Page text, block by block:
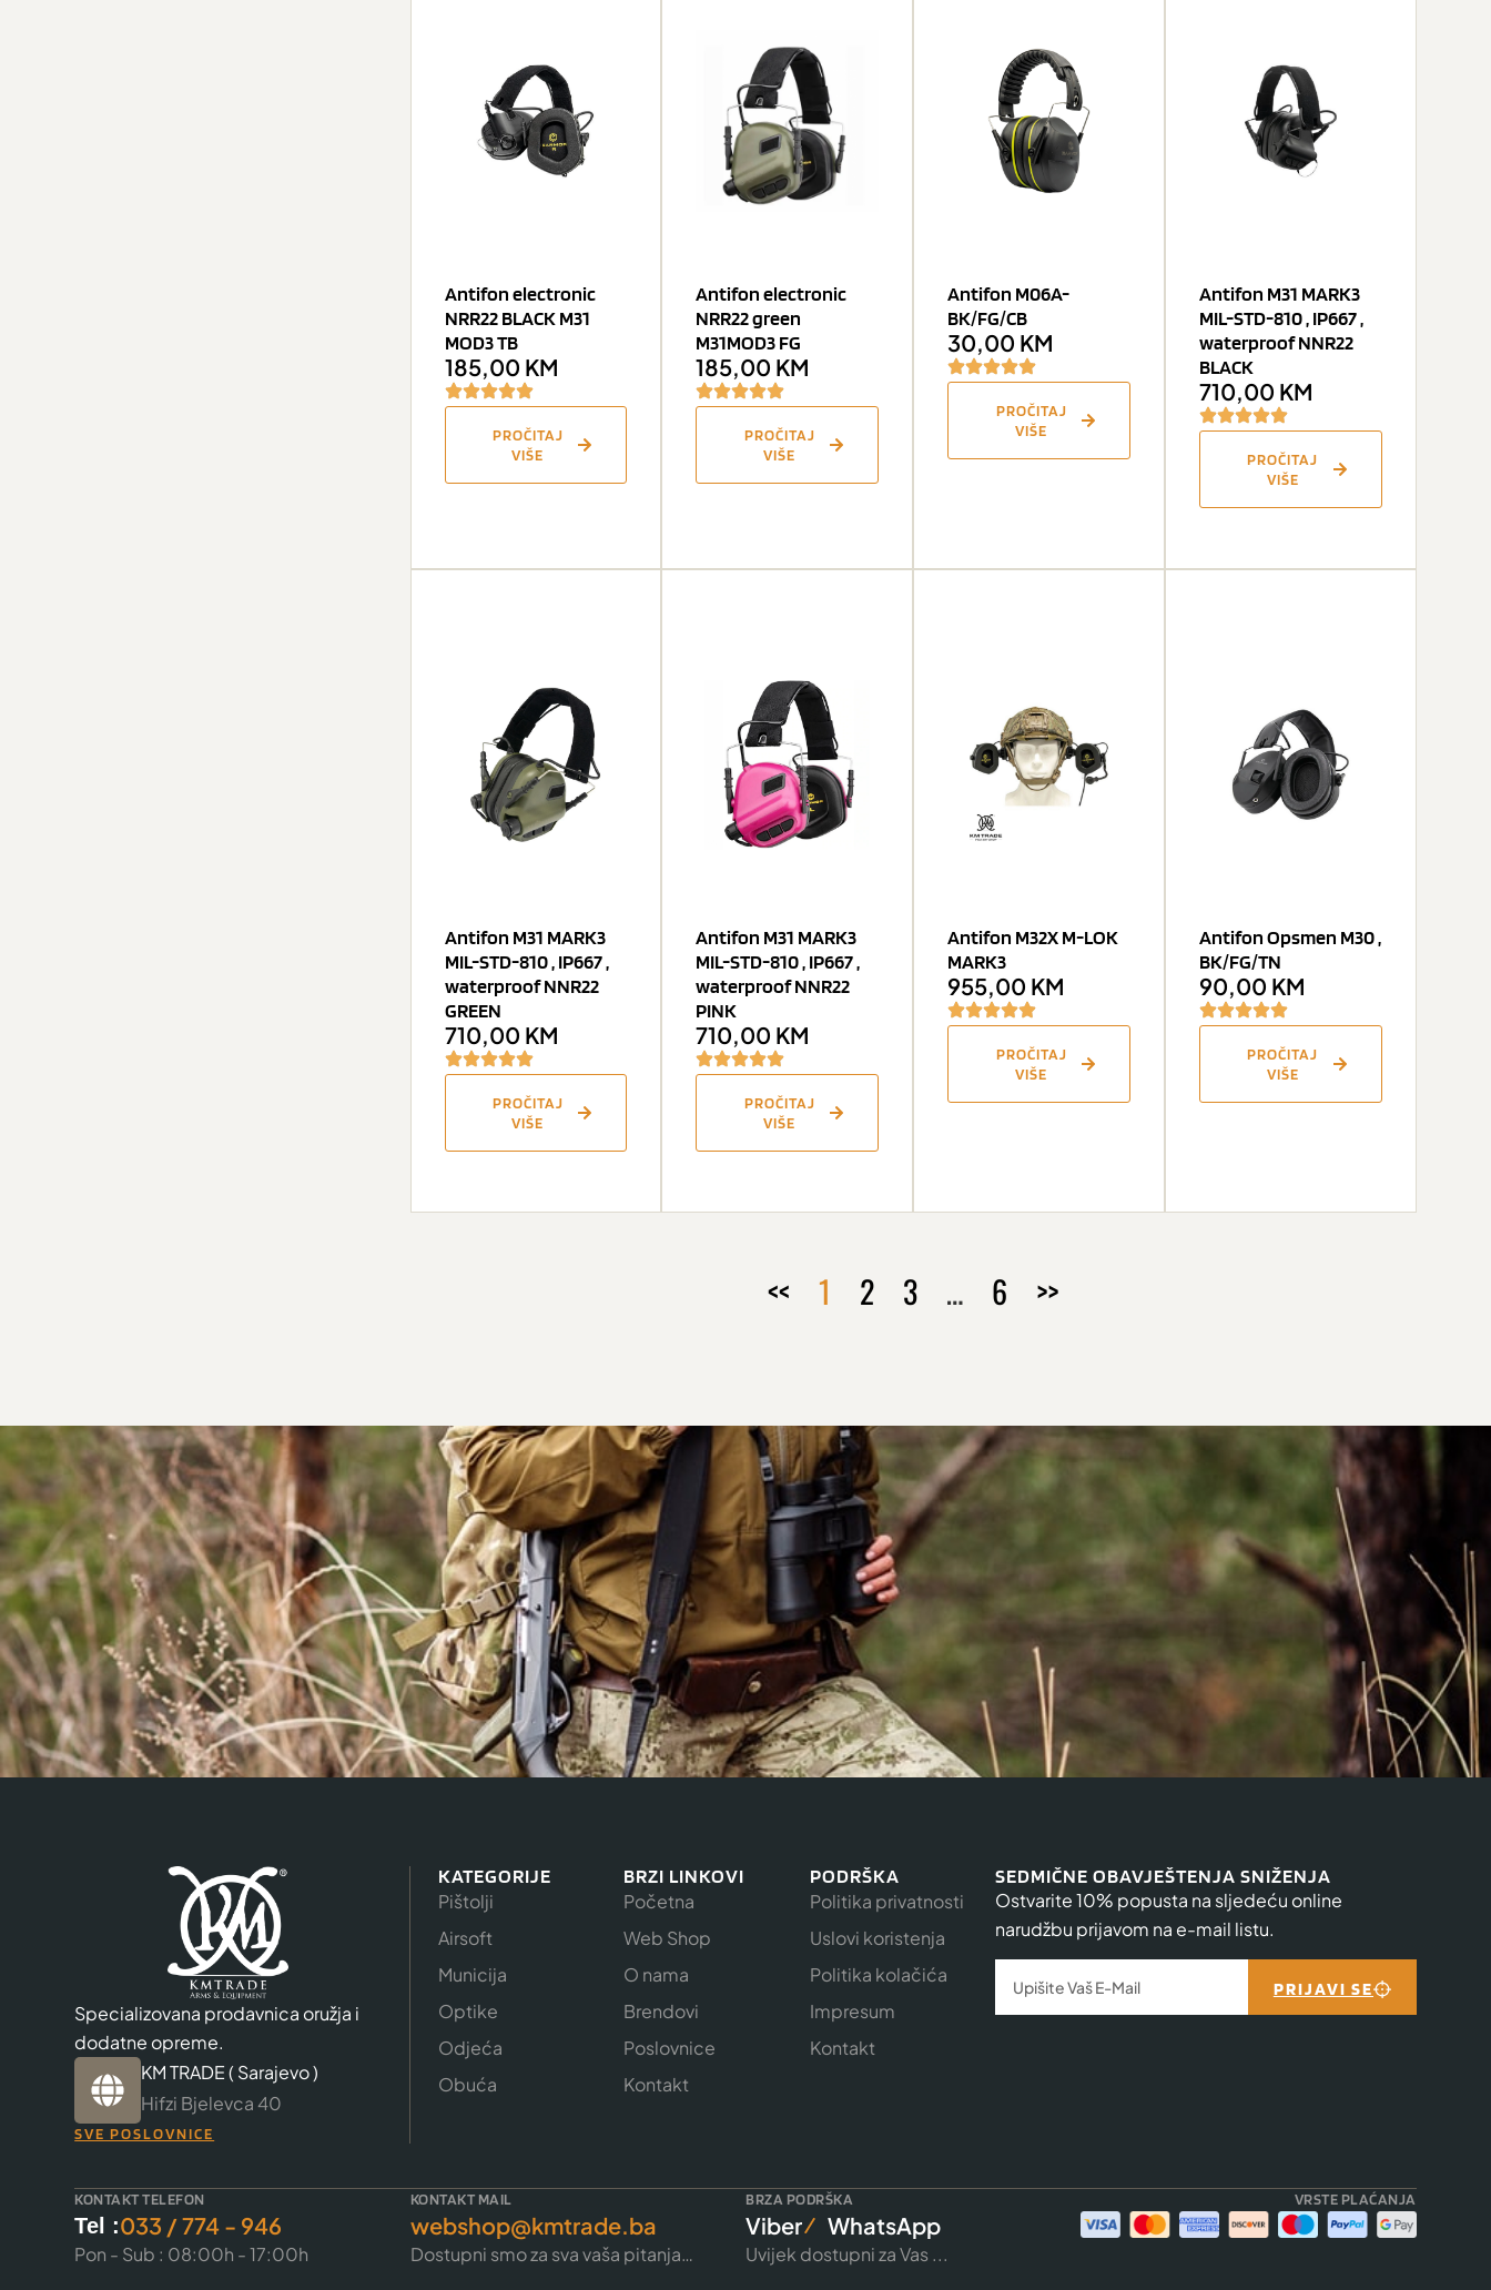
Antifon electronic
NRR22 BLACK M31
MOD3 TB
185,00 KM
PROČITAJ
VIŠE
Antifon electronic
NRR22 green
M31MOD3 FG
185,00 KM
PROČITAJ
VIŠE
Antifon M06A-
BK/FG/CB
30,00 KM
PROČITAJ
VIŠE
Antifon M31 MARK3
MIL-STD-810 , IP667 ,
waterproof NNR22
BLACK
710,00 KM
PROČITAJ
VIŠE
Antifon M31 MARK3
MIL-STD-810 , IP667 ,
waterproof NNR22
GREEN
710,00 KM
PROČITAJ
VIŠE
Antifon M31 MARK3
MIL-STD-810 , IP667 ,
waterproof NNR22
PINK
710,00 KM
PROČITAJ
VIŠE
Antifon M32X M-LOK
MARK3
955,00 KM
PROČITAJ
VIŠE
Antifon Opsmen M30 ,
BK/FG/TN
90,00 KM
PROČITAJ
VIŠE
<< 1 2 3 … 6 >>
Specializovana prodavnica oružja i
dodatne opreme.
KM TRADE ( Sarajevo )
Hifzi Bjelevca 40
SVE POSLOVNICE
KATEGORIJE
Pištolji
Airsoft
Municija
Optike
Odjeća
Obuća
BRZI LINKOVI
Početna
Web Shop
O nama
Brendovi
Poslovnice
Kontakt
PODRŠKA
Politika privatnosti
Uslovi koristenja
Politika kolačića
Impresum
Kontakt
SEDMIČNE OBAVJEŠTENJA SNIŽENJA
Ostvarite 10% popusta na sljedeću online
narudžbu prijavom na e-mail listu.
PRIJAVI SE
KONTAKT TELEFON
Tel :033 / 774 - 946
Pon - Sub : 08:00h - 17:00h
KONTAKT MAIL
webshop@kmtrade.ba
Dostupni smo za sva vaša pitanja…
BRZA PODRŠKA
Viber WhatsApp
Uvijek dostupni za Vas ...
VRSTE PLAĆANJA